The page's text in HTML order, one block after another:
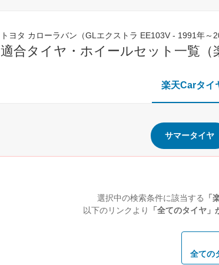
トヨタ カローラバン（GLエクストラ EE103V - 1991年～
適合タイヤ・ホイールセット一覧（
楽天Carタイ
サマータイヤ
選択中の検索条件に該当する 「
以下のリンクより
「全てのタイヤ
全ての